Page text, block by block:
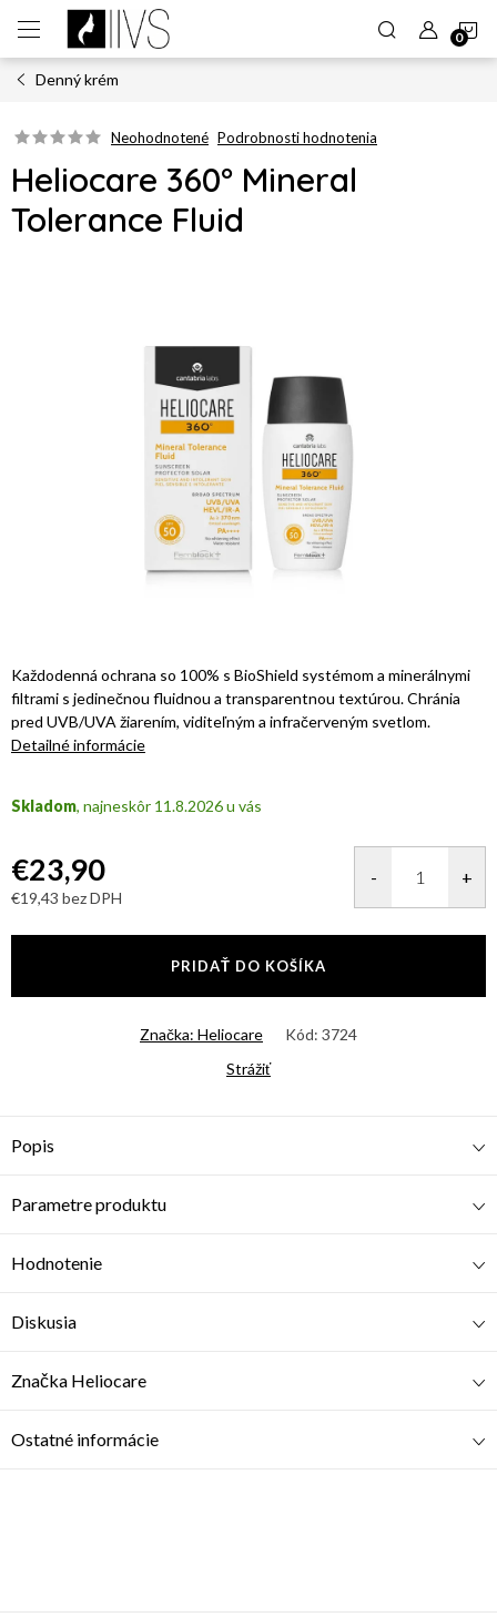
obsah
Denný krém
Neohodnotené Podrobnosti hodnotenia
Heliocare 360° Mineral
Tolerance Fluid
Každodenná ochrana so 100% s BioShield systémom a minerálnymi
filtrami s jedinečnou fluidnou a transparentnou textúrou. Chránia
pred UVB/UVA žiarením, viditeľným a infračerveným svetlom.
Detailné informácie
Skladom 11.8.2026
€23,90
€19,43 bez DPH
PRIDAŤ DO KOŠÍKA
Značka: Heliocare Kód: 3724
Strážiť
Popis
Parametre produktu
Hodnotenie
Diskusia
Značka Heliocare
Ostatné informácie